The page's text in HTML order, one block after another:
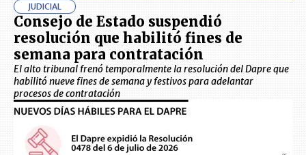
JUDICIAL
Consejo de Estado suspendió
resolución que habilitó fines de
semana para contratación
El alto tribunal frenó temporalmente la resolución del Dapre que
habilitó nueve fines de semana y festivos para adelantar
procesos de contratación